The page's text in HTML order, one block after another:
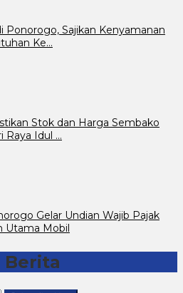
Ponorogo, Sajikan Kenyamanan
Ke…
Stok dan Harga Sembako
Raya Idul …
Gelar Undian Wajib Pajak
Utama Mobil
Berita